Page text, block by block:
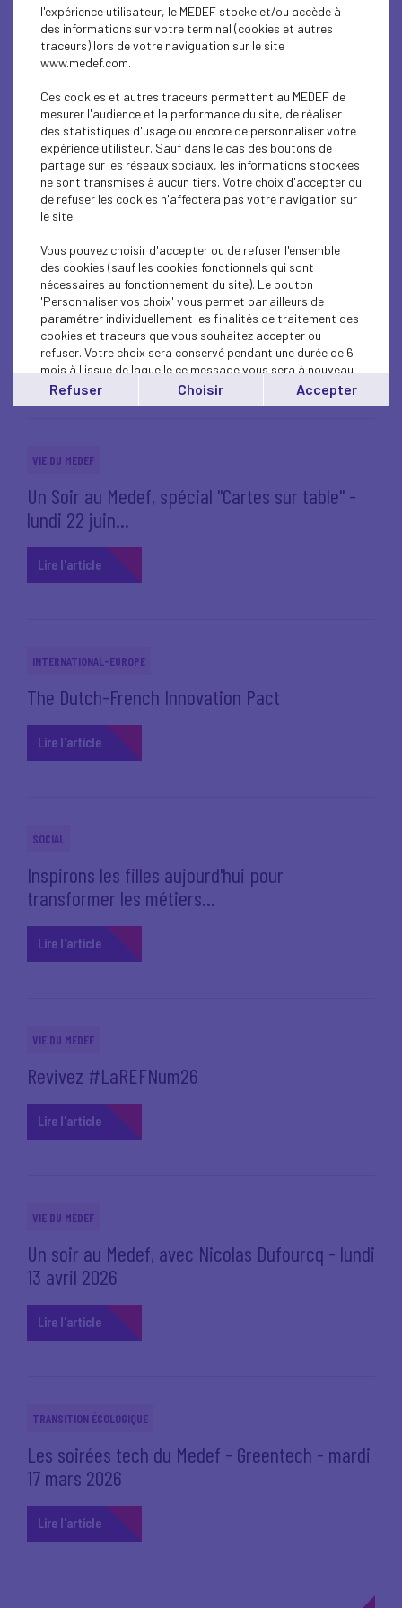
ÉCONOMIE
Réforme du financement de la sécurité sociale
: les propositions...
Lire l'article
ÉCONOMIE
REF Souveraineté - Accélérer ou (encore)
décrocher - lundi 29...
Lire l'article
VIE DU MEDEF
Un Soir au Medef, spécial "Cartes sur table" -
lundi 22 juin...
Lire l'article
INTERNATIONAL-EUROPE
The Dutch-French Innovation Pact
Lire l'article
SOCIAL
Inspirons les filles aujourd'hui pour
transformer les métiers...
Lire l'article
VIE DU MEDEF
Revivez #LaREFNum26
Lire l'article
VIE DU MEDEF
Un soir au Medef, avec Nicolas Dufourcq - lundi
13 avril 2026
Lire l'article
TRANSITION ÉCOLOGIQUE
Les soirées tech du Medef - Greentech - mardi
17 mars 2026
Lire l'article
l'expérience utilisateur, le MEDEF stocke et/ou accède à
des informations sur votre terminal (cookies et autres
traceurs) lors de votre naviguation sur le site
www.medef.com.
Ces cookies et autres traceurs permettent au MEDEF de
mesurer l'audience et la performance du site, de réaliser
des statistiques d'usage ou encore de personnaliser votre
expérience utilisteur. Sauf dans le cas des boutons de
partage sur les réseaux sociaux, les informations stockées
ne sont transmises à aucun tiers. Votre choix d'accepter ou
de refuser les cookies n'affectera pas votre navigation sur
le site.
Vous pouvez choisir d'accepter ou de refuser l'ensemble
des cookies (sauf les cookies fonctionnels qui sont
nécessaires au fonctionnement du site). Le bouton
'Personnaliser vos choix' vous permet par ailleurs de
paramétrer individuellement les finalités de traitement des
cookies et traceurs que vous souhaitez accepter ou
refuser. Votre choix sera conservé pendant une durée de 6
mois à l'issue de laquelle ce message vous sera à nouveau
affiché..
Vous pouvez modifier votre choix à tout moment en
Refuser Choisir Accepter